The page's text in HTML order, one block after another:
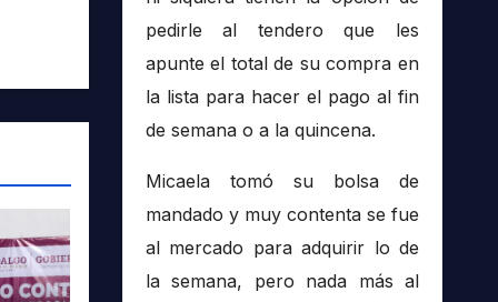
pedirle al tendero que les
apunte el total de su compra en
la lista para hacer el pago al fin
de semana o a la quincena.
Micaela tomó su bolsa de
mandado y muy contenta se fue
al mercado para adquirir lo de
la semana, pero nada más al